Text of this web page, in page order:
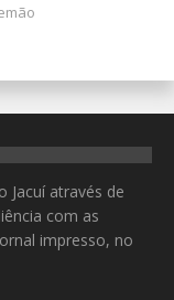
Jacuí através de
com as
impresso, no